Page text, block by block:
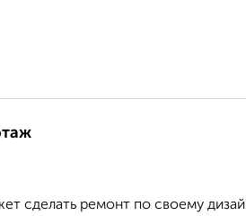
сделать ремонт по своему